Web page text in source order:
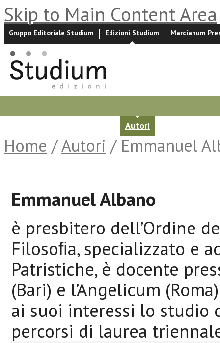
Skip to Main Content Area
Gruppo Editoriale Studium Edizioni Studium Marcianum
Autori
Home /Autori / Emmanuel
Emmanuel Albano
è presbitero dell’Ordine
Filosoﬁa, specializzato e
Patristiche, è docente
(Bari) e l’Angelicum
ai suoi interessi lo studio
percorsi di laurea